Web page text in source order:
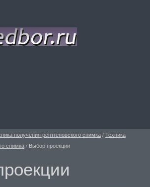
получения рентгеновского снимка/Техника
снимка/ Выбор проекции